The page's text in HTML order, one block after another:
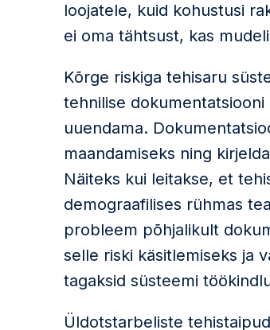
loojatele, kuid kohustusi
ei oma tähtsust, kas
Kõrge riskiga tehisaru
tehnilise
uuendama.
maandamiseks ning
Näiteks kui leitakse, et
demograafilises rühmas
probleem põhjalikult
selle riski käsitlemiseks ja
tagaksid süsteemi
Üldotstarbeliste